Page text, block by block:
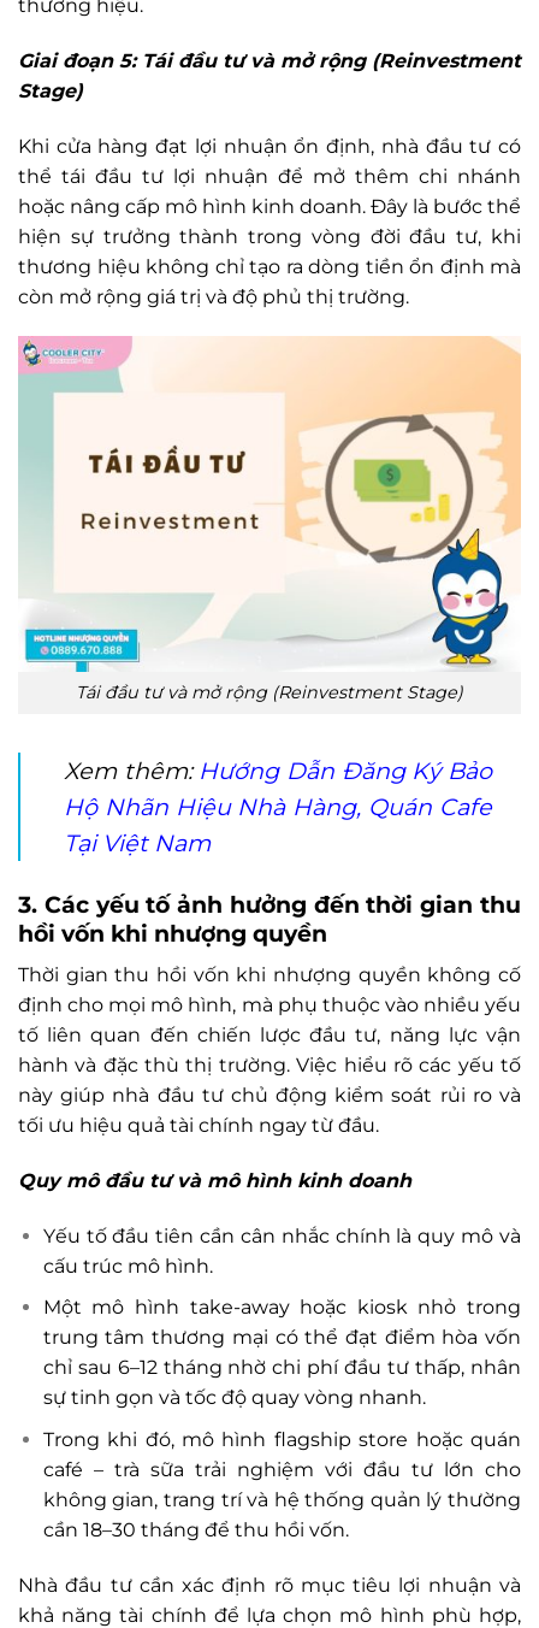
thương hiệu.
Giai đoạn 5: Tái đầu tư và mở rộng (Reinvestment
Stage)
Khi cửa hàng đạt lợi nhuận ổn định, nhà đầu tư có
thể tái đầu tư lợi nhuận để mở thêm chi nhánh
hoặc nâng cấp mô hình kinh doanh. Đây là bước thể
hiện sự trưởng thành trong vòng đời đầu tư, khi
thương hiệu không chỉ tạo ra dòng tiền ổn định mà
còn mở rộng giá trị và độ phủ thị trường.
Tái đầu tư và mở rộng (Reinvestment Stage)
Xem thêm: Hướng Dẫn Đăng Ký Bảo
Hộ Nhãn Hiệu Nhà Hàng, Quán Cafe
Tại Việt Nam
3. Các yếu tố ảnh hưởng đến thời gian thu
hồi vốn khi nhượng quyền
Thời gian thu hồi vốn khi nhượng quyền không cố
định cho mọi mô hình, mà phụ thuộc vào nhiều yếu
tố liên quan đến chiến lược đầu tư, năng lực vận
hành và đặc thù thị trường. Việc hiểu rõ các yếu tố
này giúp nhà đầu tư chủ động kiểm soát rủi ro và
tối ưu hiệu quả tài chính ngay từ đầu.
Quy mô đầu tư và mô hình kinh doanh
Yếu tố đầu tiên cần cân nhắc chính là quy mô và
cấu trúc mô hình.
Một mô hình take-away hoặc kiosk nhỏ trong
trung tâm thương mại có thể đạt điểm hòa vốn
chỉ sau 6–12 tháng nhờ chi phí đầu tư thấp, nhân
sự tinh gọn và tốc độ quay vòng nhanh.
Trong khi đó, mô hình flagship store hoặc quán
café – trà sữa trải nghiệm với đầu tư lớn cho
không gian, trang trí và hệ thống quản lý thường
cần 18–30 tháng để thu hồi vốn.
Nhà đầu tư cần xác định rõ mục tiêu lợi nhuận và
khả năng tài chính để lựa chọn mô hình phù hợp,